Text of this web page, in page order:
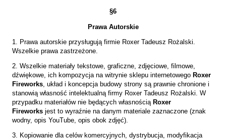
§6
Prawa Autorskie
1. Prawa autorskie przysługują firmie Roxer Tadeusz Rożalski.
Wszelkie prawa zastrzeżone.
2. Wszelkie materiały tekstowe, graficzne, zdjęciowe, filmowe,
dźwiękowe, ich kompozycja na witrynie sklepu internetowego Roxer
Fireworks, układ i koncepcja budowy strony są prawnie chronione i
stanowią własność intelektualną firmy Roxer Tadeusz Rożalski. W
przypadku materiałów nie będących własnością Roxer
Fireworks jest to wyraźnie na danym materiale zaznaczone (znak
wodny, opis YouTube, opis obok zdjęć).
3. Kopiowanie dla celów komercyjnych, dystrybucja, modyfikacja